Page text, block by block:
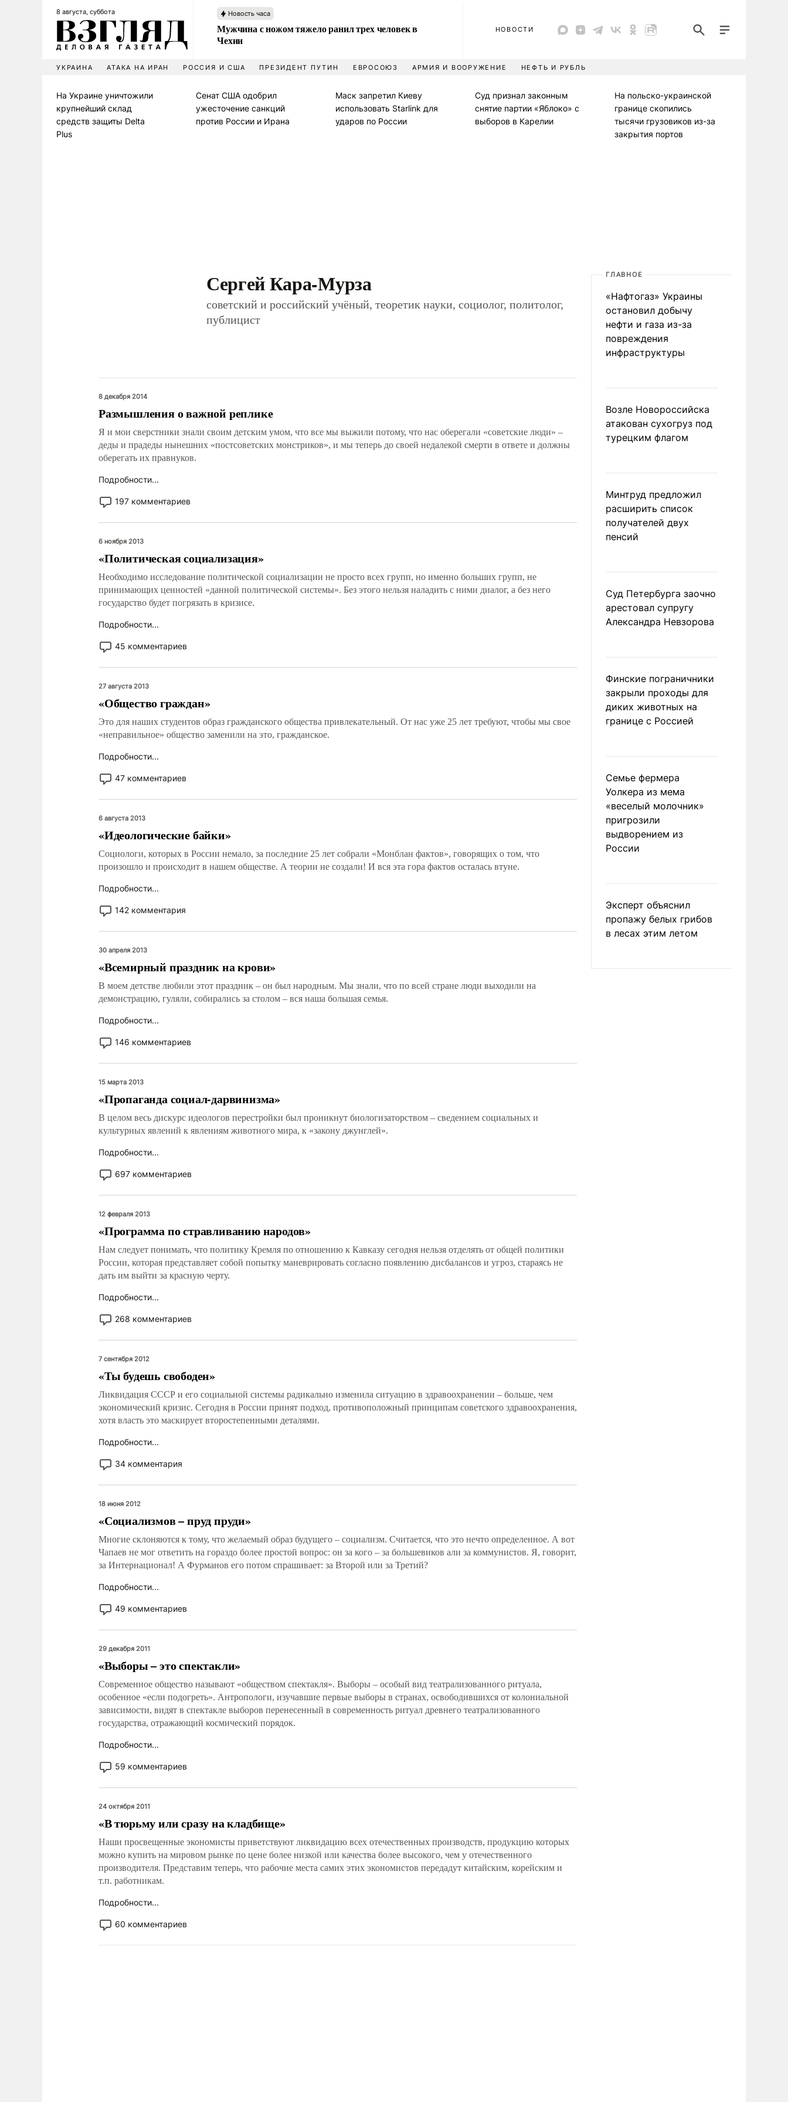
8 августа, суббота Новость часа
Мужчина с ножом тяжело ранил трех человек в
Чехии
НОВОСТИ
УКРАИНА АТАКА НА ИРАН РОССИЯ И США ПРЕЗИДЕНТ ПУТИН ЕВРОСОЮЗ АРМИЯ И ВООРУЖЕНИЕ НЕФТЬ И РУБЛЬ
На Украине уничтожили
крупнейший склад
средств защиты Delta
Plus
Сенат США одобрил
ужесточение санкций
против России и Ирана
Маск запретил Киеву
использовать Starlink для
ударов по России
Суд признал законным
снятие партии «Яблоко» с
выборов в Карелии
На польско-украинской
границе скопились
тысячи грузовиков из-за
закрытия портов
Сергей Кара-Мурза
советский и российский учёный, теоретик науки, социолог, политолог,
публицист
8 декабря 2014
Размышления о важной реплике
Я и мои сверстники знали своим детским умом, что все мы выжили потому, что нас оберегали «советские люди» –
деды и прадеды нынешних «постсоветских монстриков», и мы теперь до своей недалекой смерти в ответе и должны
оберегать их правнуков.
Подробности...
197 комментариев
6 ноября 2013
«Политическая социализация»
Необходимо исследование политической социализации не просто всех групп, но именно больших групп, не
принимающих ценностей «данной политической системы». Без этого нельзя наладить с ними диалог, а без него
государство будет погрязать в кризисе.
Подробности...
45 комментариев
27 августа 2013
«Общество граждан»
Это для наших студентов образ гражданского общества привлекательный. От нас уже 25 лет требуют, чтобы мы свое
«неправильное» общество заменили на это, гражданское.
Подробности...
47 комментариев
6 августа 2013
«Идеологические байки»
Социологи, которых в России немало, за последние 25 лет собрали «Монблан фактов», говорящих о том, что
произошло и происходит в нашем обществе. А теории не создали! И вся эта гора фактов осталась втуне.
Подробности...
142 комментария
30 апреля 2013
«Всемирный праздник на крови»
В моем детстве любили этот праздник – он был народным. Мы знали, что по всей стране люди выходили на
демонстрацию, гуляли, собирались за столом – вся наша большая семья.
Подробности...
146 комментариев
15 марта 2013
«Пропаганда социал-дарвинизма»
В целом весь дискурс идеологов перестройки был проникнут биологизаторством – сведением социальных и
культурных явлений к явлениям животного мира, к «закону джунглей».
Подробности...
697 комментариев
12 февраля 2013
«Программа по стравливанию народов»
Нам следует понимать, что политику Кремля по отношению к Кавказу сегодня нельзя отделять от общей политики
России, которая представляет собой попытку маневрировать согласно появлению дисбалансов и угроз, стараясь не
дать им выйти за красную черту.
Подробности...
268 комментариев
7 сентября 2012
«Ты будешь свободен»
Ликвидация СССР и его социальной системы радикально изменила ситуацию в здравоохранении – больше, чем
экономический кризис. Сегодня в России принят подход, противоположный принципам советского здравоохранения,
хотя власть это маскирует второстепенными деталями.
Подробности...
34 комментария
18 июня 2012
«Социализмов – пруд пруди»
Многие склоняются к тому, что желаемый образ будущего – социализм. Считается, что это нечто определенное. А вот
Чапаев не мог ответить на гораздо более простой вопрос: он за кого – за большевиков али за коммунистов. Я, говорит,
за Интернационал! А Фурманов его потом спрашивает: за Второй или за Третий?
Подробности...
49 комментариев
29 декабря 2011
«Выборы – это спектакли»
Современное общество называют «обществом спектакля». Выборы – особый вид театрализованного ритуала,
особенное «если подогреть». Антропологи, изучавшие первые выборы в странах, освободившихся от колониальной
зависимости, видят в спектакле выборов перенесенный в современность ритуал древнего театрализованного
государства, отражающий космический порядок.
Подробности...
59 комментариев
24 октября 2011
«В тюрьму или сразу на кладбище»
Наши просвещенные экономисты приветствуют ликвидацию всех отечественных производств, продукцию которых
можно купить на мировом рынке по цене более низкой или качества более высокого, чем у отечественного
производителя. Представим теперь, что рабочие места самих этих экономистов передадут китайским, корейским и
т.п. работникам.
Подробности...
60 комментариев
ГЛАВНОЕ
«Нафтогаз» Украины
остановил добычу
нефти и газа из-за
повреждения
инфраструктуры
Возле Новороссийска
атакован сухогруз под
турецким флагом
Минтруд предложил
расширить список
получателей двух
пенсий
Суд Петербурга заочно
арестовал супругу
Александра Невзорова
Финские пограничники
закрыли проходы для
диких животных на
границе с Россией
Семье фермера
Уолкера из мема
«веселый молочник»
пригрозили
выдворением из
России
Эксперт объяснил
пропажу белых грибов
в лесах этим летом